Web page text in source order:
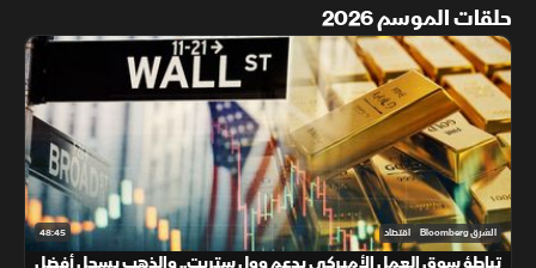
حلقات الموسم 2026
48:45 الشرق Bloomberg اقتصاد